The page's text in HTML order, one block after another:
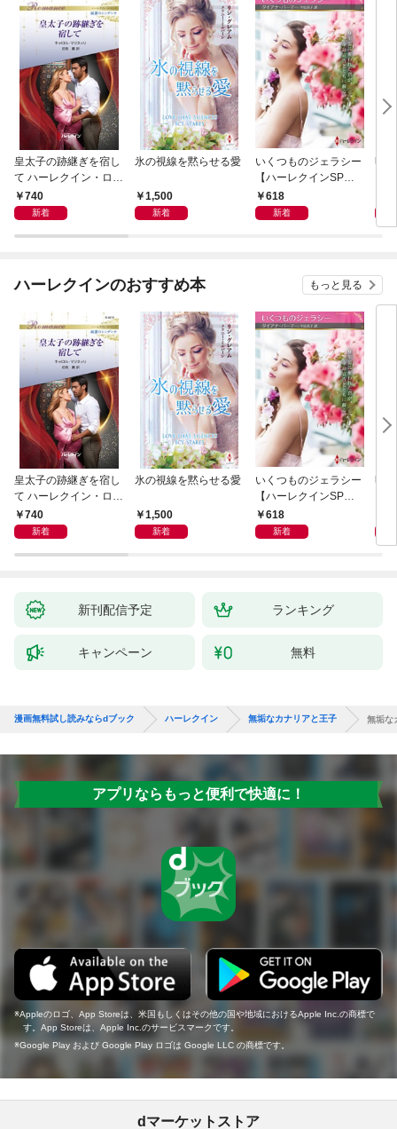
皇太子の跡継ぎを宿し
て ハーレクイン・ロマ
ンス～純潔のシンデレ
ラ～
740
新着
氷の視線を黙らせる愛
1,500
新着
いくつものジェラシー
【ハーレクインSP文
庫版】
618
新着
明
ン
ハーレクインのおすすめ本 もっと見る
皇太子の跡継ぎを宿し
て ハーレクイン・ロマ
ンス～純潔のシンデレ
ラ～
740
新着
氷の視線を黙らせる愛
1,500
新着
いくつものジェラシー
【ハーレクインSP文
庫版】
618
新着
明
ン
新刊配信予定 ランキング
キャンペーン 無料
漫画無料試し読みならdブック ハーレクイン 無垢なカナリアと王子 無垢な
アプリならもっと便利で快適に！
Appleのロゴ、App Storeは、米国もしくはその他の国や地域におけるApple Inc.の商標で
す。App Storeは、Apple Inc.のサービスマークです。
Google Play および Google Play ロゴは Google LLC の商標です。
dマーケットストア